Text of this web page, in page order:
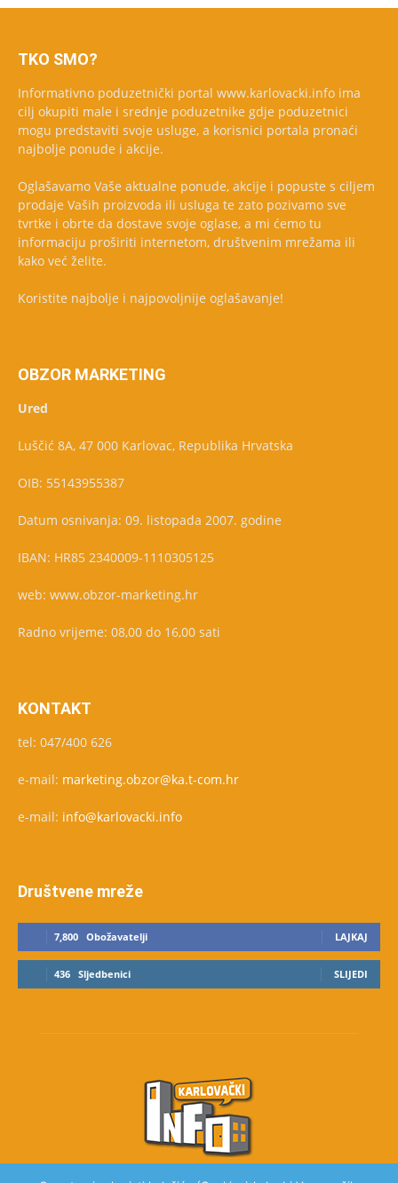
TKO SMO?
Informativno poduzetnički portal www.karlovacki.info ima
cilj okupiti male i srednje poduzetnike gdje poduzetnici
mogu predstaviti svoje usluge, a korisnici portala pronaći
najbolje ponude i akcije.
Oglašavamo Vaše aktualne ponude, akcije i popuste s ciljem
prodaje Vaših proizvoda ili usluga te zato pozivamo sve
tvrtke i obrte da dostave svoje oglase, a mi ćemo tu
informaciju proširiti internetom, društvenim mrežama ili
kako već želite.
Koristite najbolje i najpovoljnije oglašavanje!
OBZOR MARKETING
Ured
Luščić 8A, 47 000 Karlovac, Republika Hrvatska
OIB: 55143955387
Datum osnivanja: 09. listopada 2007. godine
IBAN: HR85 2340009-1110305125
web: www.obzor-marketing.hr
Radno vrijeme: 08,00 do 16,00 sati
KONTAKT
tel: 047/400 626
e-mail: marketing.obzor@ka.t-com.hr
e-mail: info@karlovacki.info
Društvene mreže
7,800 Obožavatelji LAJKAJ
436 Sljedbenici SLIJEDI